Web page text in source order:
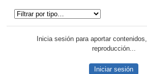
Inicia sesión para aportar
reproducción...
Iniciar sesión